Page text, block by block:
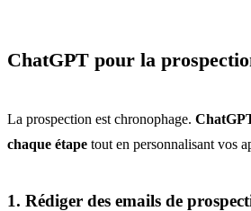
ChatGPT pour la
La prospection est chronophage.
chaque étape tout en personnalisant vos
1. Rédiger des emails de